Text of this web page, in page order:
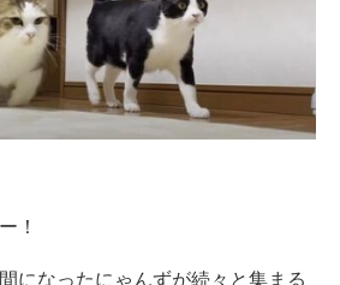
！
になったにゃんずが続々と集まる